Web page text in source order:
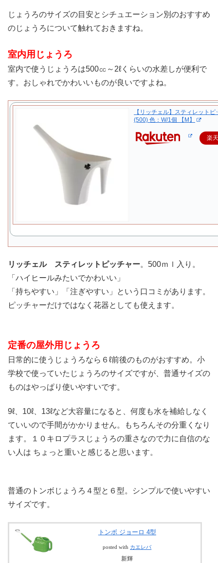
じょうろのサイズの目安とシチュエーション別のおすすめ
のじょうろについて触れておきますね。
室内用じょうろ
室内で使うじょうろは500㏄～2ℓくらいの水差しが便利で
す。おしゃれでかわいいものが良いですよね。
【リッチェル】スティレットピ
(500) 色：W/1個 【M】
楽
リッチェル スティレットピッチャー。500ｍｌ入り。
「ハイヒールみたいでかわいい」
「持ちやすい」「注ぎやすい」という口コミがあります。
ピッチャーだけではなく花器としても使えます。
定番の屋外用じょうろ
日常的に使うじょうろなら６ℓ前後のものがおすすめ。小
学校で使っていたじょうろのサイズですが、普通サイズの
ものはやっぱり使いやすいです。
9ℓ、10ℓ、13ℓなど大容量になると、何度も水を補給しなく
ていいので手間がかかりません。もちろんその分重くなり
ます。１０キロプラスじょうろの重さなので力に自信のな
い人は ちょっと重いと感じると思います。
普通のトンボじょうろ４型と６型。シンプルで使いやすい
サイズです。
トンボ ジョーロ 4型
posted with カエレバ
新輝